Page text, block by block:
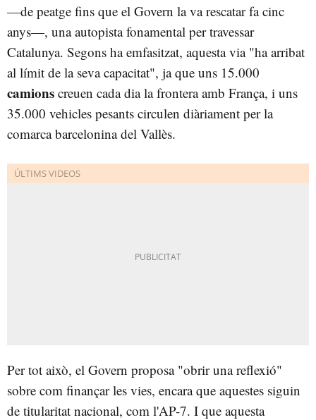
—de peatge fins que el Govern la va rescatar fa cinc
anys—, una autopista fonamental per travessar
Catalunya. Segons ha emfasitzat, aquesta via "ha arribat
al límit de la seva capacitat", ja que uns 15.000
camions creuen cada dia la frontera amb França, i uns
35.000 vehicles pesants circulen diàriament per la
comarca barcelonina del Vallès.
Per tot això, el Govern proposa "obrir una reflexió"
sobre com finançar les vies, encara que aquestes siguin
de titularitat nacional, com l'AP-7. I que aquesta